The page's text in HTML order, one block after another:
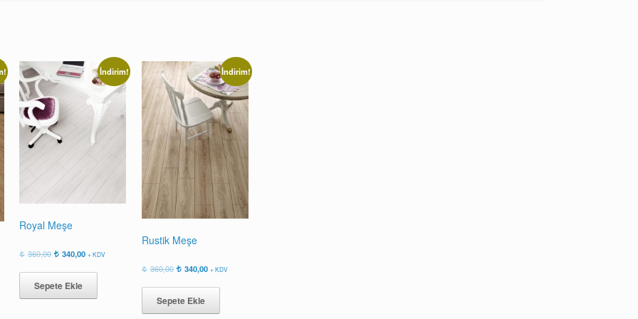
İndirim!
Royal Meşe
360,00 Orijinal
360,00.
340,00Şu
fiyat:
+ KDV
Sepete Ekle
İndirim!
Rustik Meşe
360,00 Orijinal
360,00.
340,00Şu
fiyat:
+ KDV
Sepete Ekle